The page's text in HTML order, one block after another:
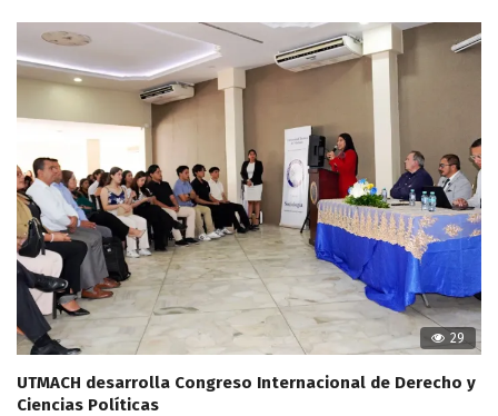
29
UTMACH desarrolla Congreso Internacional de Derecho y
Ciencias Políticas